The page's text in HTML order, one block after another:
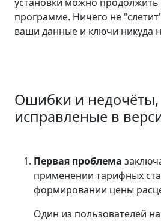
программе. Ничего не
ваши данные и ключи никуда
Ошибки и недочёты,
исправленые в
Первая проблема
применении тарифных
формировании цены
Один из пользователей